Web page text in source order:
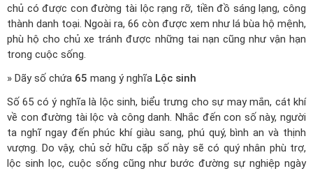
chủ có được con đường tài lộc rạng rỡ, tiền đồ sáng lạng, công
thành danh toại. Ngoài ra, 66 còn được xem như lá bùa hộ mệnh,
phù hộ cho chủ xe tránh được những tai nạn cũng như vận hạn
trong cuộc sống.
» Dãy số chứa 65 mang ý nghĩa Lộc sinh
Số 65 có ý nghĩa là lộc sinh, biểu trưng cho sự may mắn, cát khí
về con đường tài lộc và công danh. Nhắc đến con số này, người
ta nghĩ ngay đến phúc khí giàu sang, phú quý, bình an và thịnh
vượng. Do vậy, chủ sở hữu cặp số này sẽ có quý nhân phù trợ,
lộc sinh lọc, cuộc sống cũng như bước đường sự nghiệp ngày